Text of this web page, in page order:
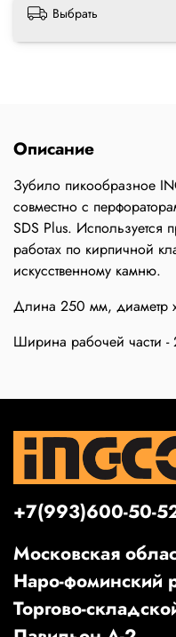
Выбрать
Описание
Зубило пикообразное
совместно с
SDS Plus.
работах по кирпичной
искусственному камню.
Длина 250 мм, диаметр
Ширина рабочей части
+7(993)600-50-
Московская
Наро-фоминский
Торгово-